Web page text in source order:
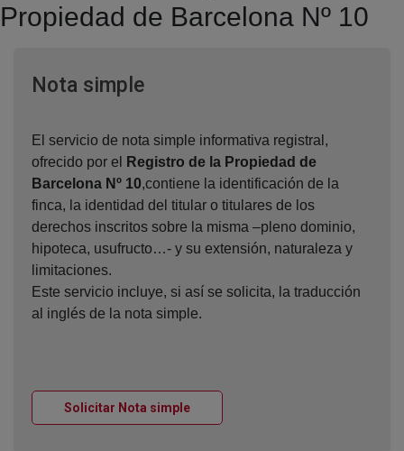
Propiedad de Barcelona Nº 10
Nota simpleVentana nueva
El servicio de nota simple informativa registral,
ofrecido por el
Registro de la Propiedad de
Barcelona Nº 10,contiene la identificación de la
finca, la identidad del titular o titulares de los
derechos inscritos sobre la misma –pleno dominio,
hipoteca, usufructo…- y su extensión, naturaleza y
limitaciones.
Este servicio incluye, si así se solicita, la traducción
al inglés de la nota simple.
Solicitar Nota simpleVentana nueva